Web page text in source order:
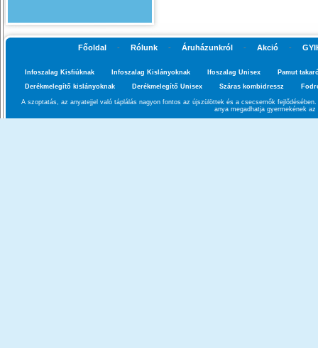
Főoldal - Rólunk - Áruházunkról - Akció -
Infoszalag Kisfiúknak Infoszalag Kislányoknak Ifoszalag Unisex
Pamut
Derékmelegítő kislányoknak
Derékmelegítő Unisex Száras kombidressz
A szoptatás, az anyatejjel való táplálás nagyon fontos az újszülöttek és a csecsemők
anya megadhatja gyermekének